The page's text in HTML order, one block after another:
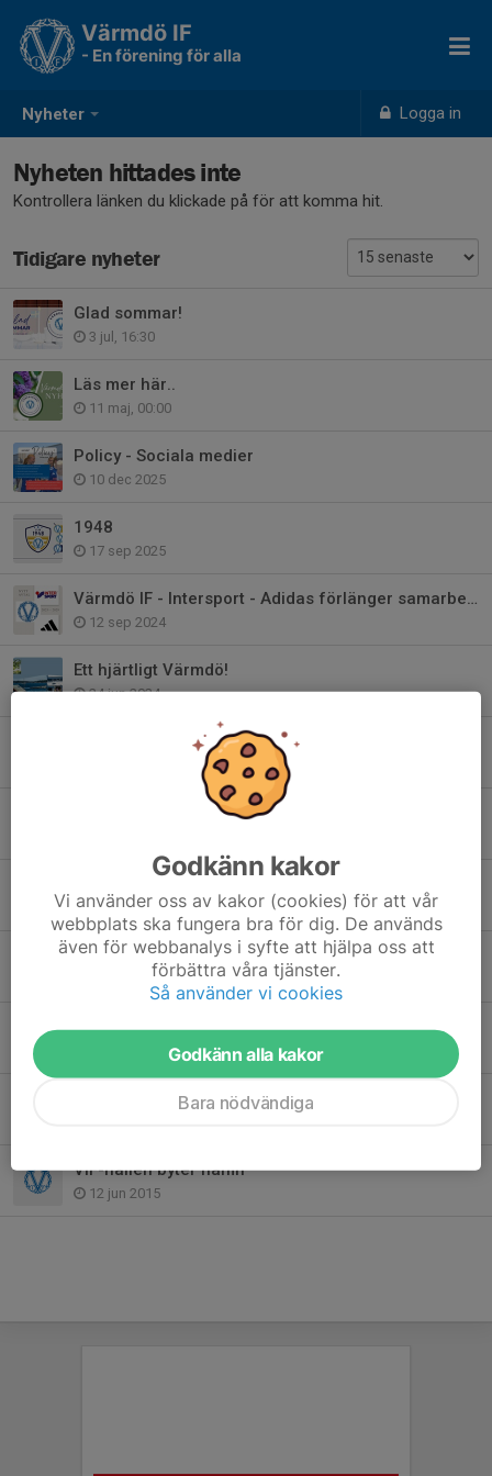
Nyheter Logga in
Värmdö IF
- En förening för alla
Nyheten hittades inte
Kontrollera länken du klickade på för att komma hit.
Tidigare nyheter
Glad sommar!
3 jul, 16:30
Läs mer här..
11 maj, 00:00
Policy - Sociala medier
10 dec 2025
1948
17 sep 2025
Värmdö IF - Intersport - Adidas förlänger samarbetet!
12 sep 2024
Ett hjärtligt Värmdö!
24 jun 2024
Bli medlem i Club 1948 - Värmdö IF:s Vänner
Värdegrundsambassadör - Värmdös viktigaste
27 dec 2023
Värmdö IF har sorg
17 apr 2023
Värmdö IF-familjen har sorg
Sommarfotbollsskolan en succé!
VIF-hallen byter namn
12 jun 2015
Godkänn kakor
Vi använder oss av kakor (cookies) för att vår
webbplats ska fungera bra för dig. De används
även för webbanalys i syfte att hjälpa oss att
förbättra våra tjänster.
Så använder vi cookies
Godkänn alla kakor
Bara nödvändiga